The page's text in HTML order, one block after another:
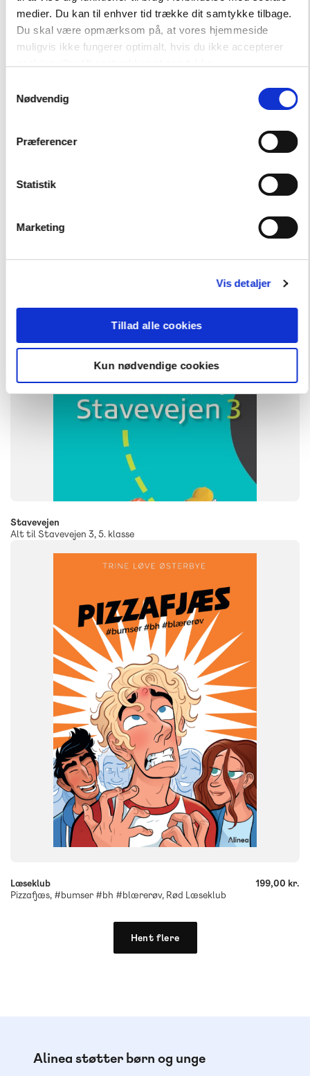
medier. Du kan til enhver tid trække dit samtykke tilbage.
Du skal være opmærksom på, at vores hjemmeside
muligvis ikke fungerer optimalt, hvis du ikke accepterer
Nødvendig
Præferencer
Statistik
Marketing
Vis detaljer
Tillad alle cookies
Kun nødvendige cookies
Hent flere
Stavevejen
Alt til Stavevejen 3, 5. klasse
5. klasse 6. klasse 7. klasse
FORMAT
Flergangsbog
9788723569806
+
Læseklub
Pizzafjæs, #bumser #bh #blærerøv, Rød Læseklub
199,00 kr.
Hent flere
Alinea støtter børn og unge